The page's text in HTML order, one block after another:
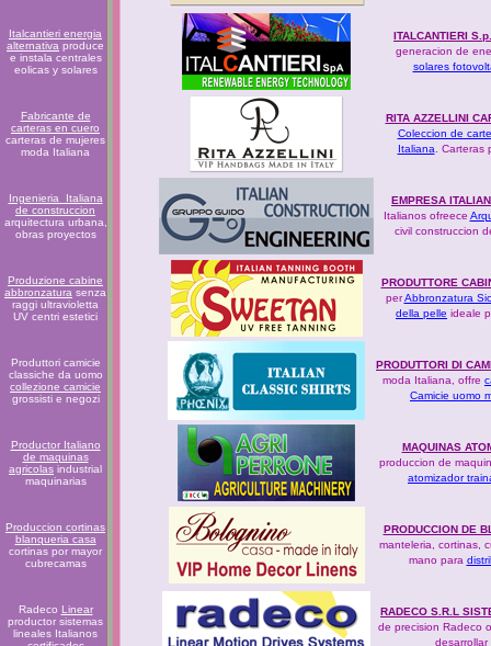
Italcantieri energia
alternativa produce
e instala centrales
eolicas y solares
ITALCANTIERI
generacion de
solares
Fabricante de
carteras en cuero
carteras de mujeres
moda Italiana
RITA AZZELLINI
Coleccion de
Italiana .
Ingenieria Italiana
de construccion
arquitectura urbana,
obras proyectos
EMPRESA
Italianos ofreece
civil construccion
Produzione cabine
abbronzatura senza
raggi ultravioletta
UV centri estetici
PRODUTTORE
perAbbronzatura
della pelle ideale
Produttori camicie
classiche da uomo
collezione camicie
grossisti e negozi
PRODUTTORI DI
moda Italiana, offre
Camicie uomo
Productor Italiano
de maquinas
agricolas industrial
maquinarias
MAQUINAS
produccion de
atomizador
Produccion cortinas
blanqueria casa
cortinas por mayor
cubrecamas
PRODUCCION DE
manteleria, cortinas,
mano para
Radeco Linear
productor sistemas
lineales Italianos
RADECO S.R.L
de precision Radeco